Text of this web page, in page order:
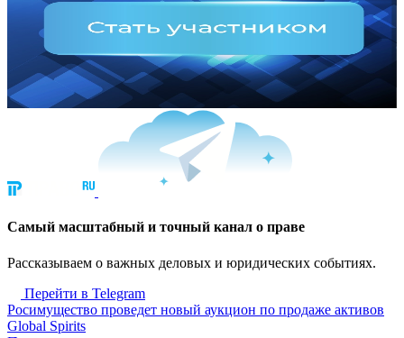
Cамый масштабный и точный канал о праве
Рассказываем о важных деловых и юридических событиях.
Перейти в Telegram
Росимущество проведет новый аукцион по продаже активов
Global Spirits